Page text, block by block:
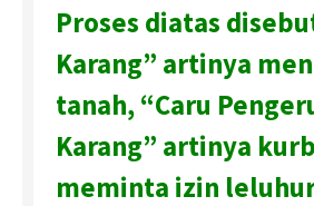
Proses diatas
Karang” artinya
tanah, “Caru
Karang” artinya
meminta izin